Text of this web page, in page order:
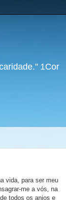
1Cor
vida, para ser meu
me a vós, na
todos os anjos e